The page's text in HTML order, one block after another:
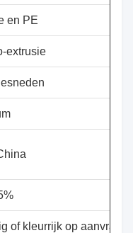
en PE
extrusie
of kleurrijk op aanvraag